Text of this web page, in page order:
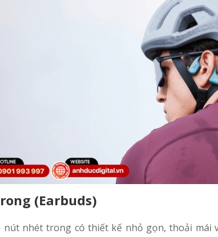
(Earbuds)
nhét trong có thiết kế nhỏ gọn, thoải mái